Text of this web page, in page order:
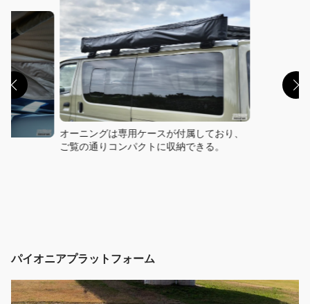
オーニングは専用ケースが付属しており、
ご覧の通りコンパクトに収納できる。
パイオニアプラットフォーム